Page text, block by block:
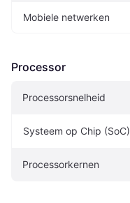
Mobiele netwerken
Processor
Processorsnelheid
Systeem op Chip (SoC)
Processorkernen